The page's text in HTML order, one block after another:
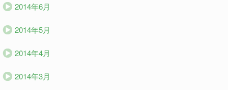
2014年6月
2014年5月
2014年4月
2014年3月